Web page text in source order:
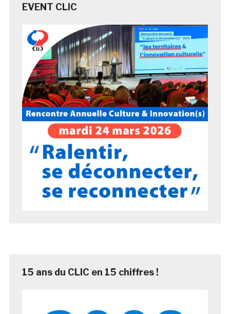
EVENT CLIC
15 ans du CLIC en 15 chiffres !